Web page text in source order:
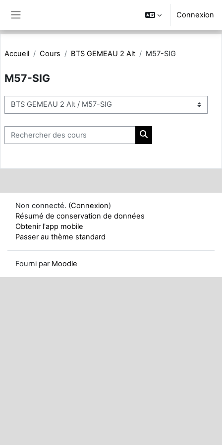
Connexion
Accueil Cours BTS GEMEAU 2 Alt M57-SIG
M57-SIG
Catégories de cours
Rechercher des cours
Rechercher des cours
Non connecté. (Connexion)
Résumé de conservation de données
Obtenir l'app mobile
Passer au thème standard
Fourni par Moodle